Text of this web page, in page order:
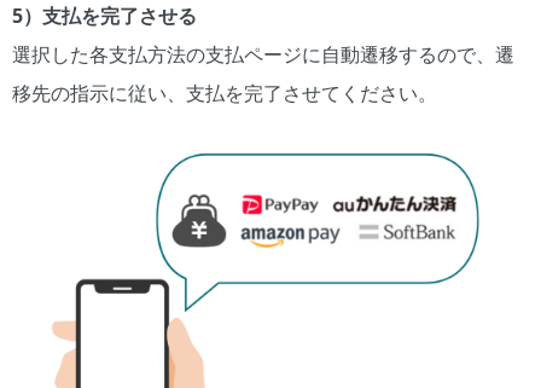
5）支払を完了させる
選択した各支払方法の支払ページに自動遷移するので、遷
移先の指示に従い、支払を完了させてください。